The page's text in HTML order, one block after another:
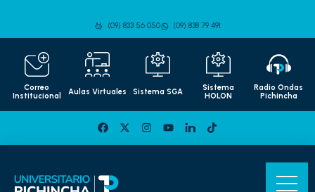
(09) 833 56 050 (09) 838 79 491
Correo
Institucional
Aulas Virtuales Sistema SGA
Sistema
HOLON
Radio Ondas
Pichincha